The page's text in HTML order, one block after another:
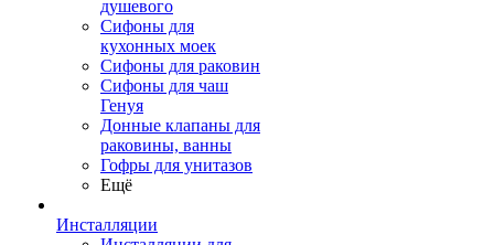
душевого
Сифоны для
кухонных моек
Сифоны для раковин
Сифоны для чаш
Генуя
Донные клапаны для
раковины, ванны
Гофры для унитазов
Ещё
Инсталляции